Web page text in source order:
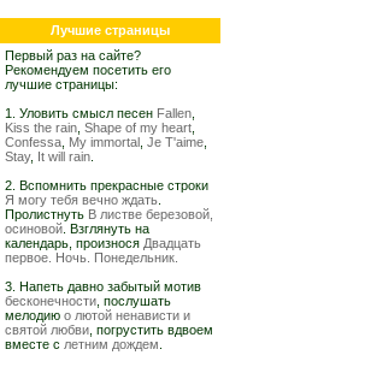
Лучшие страницы
Первый раз на сайте?
Рекомендуем посетить его
лучшие страницы:
1. Уловить смысл песен Fallen
Kiss the rain Shape of my heart
Confessa My immortal Je T'aime
Stay, It will rain
2. Вспомнить прекрасные строки
Я могу тебя вечно ждать
Пролистнуть В листве березовой,
осиновой . Взглянуть на
календарь, произнося Двадцать
первое. Ночь. Понедельник.
3. Напеть давно забытый мотив
бесконечности , послушать
мелодию о лютой ненависти и
святой любви , погрустить вдвоем
вместе с летним дождем